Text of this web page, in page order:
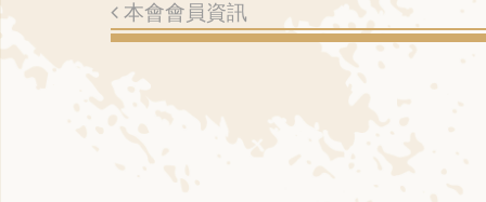
本會會員資訊